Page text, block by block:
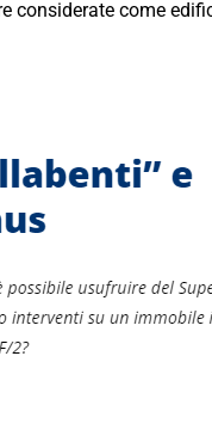
considerate come